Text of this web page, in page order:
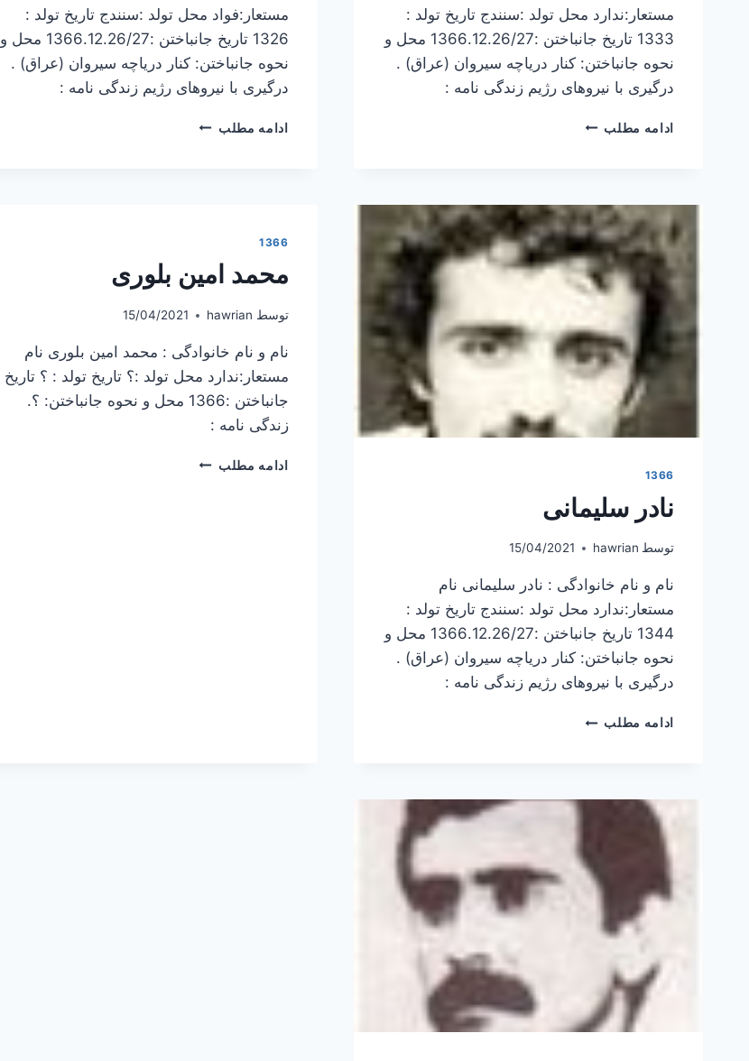
مستعار:ندارد محل تولد :سنندج تاریخ تولد :
1333 تاریخ جانباختن :1366.12.26/27 محل و
نحوه جانباختن: کنار دریاچه سیروان (عراق) .
درگیری با نیروهای رژیم زندگی نامه :
ادامه مطلب ماشاالله
مستعار:فواد محل تولد :سنندج تاریخ تولد :
1326 تاریخ جانباختن :1366.12.26/27 محل و
نحوه جانباختن: کنار دریاچه سیروان (عراق) .
درگیری با نیروهای رژیم زندگی نامه :
ادامه مطلب منصور
1366
نادر سلیمانی
توسط hawrian
15/04/2021
نام و نام خانوادگی : نادر سلیمانی نام
مستعار:ندارد محل تولد :سنندج تاریخ تولد :
1344 تاریخ جانباختن :1366.12.26/27 محل و
نحوه جانباختن: کنار دریاچه سیروان (عراق) .
درگیری با نیروهای رژیم زندگی نامه :
ادامه مطلب نادر
1366
محمد امین بلوری
توسط hawrian
15/04/2021
نام و نام خانوادگی : محمد امین بلوری نام
مستعار:ندارد محل تولد :؟ تاریخ تولد : ؟ تاریخ
جانباختن :1366 محل و نحوه جانباختن: ؟.
زندگی نامه :
ادامه مطلب محمد